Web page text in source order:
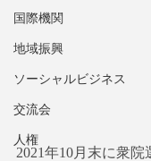
国際機関
地域振興
ソーシャルビジネス
交流会
人権
2021年10月末に衆